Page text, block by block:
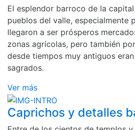
El esplendor barroco de la
pueblos del valle, especialmente
llegaron a ser prósperos
zonas agrícolas, pero también
desde tiempos muy antiguos
sagrados.
Ver más
Caprichos y detalles